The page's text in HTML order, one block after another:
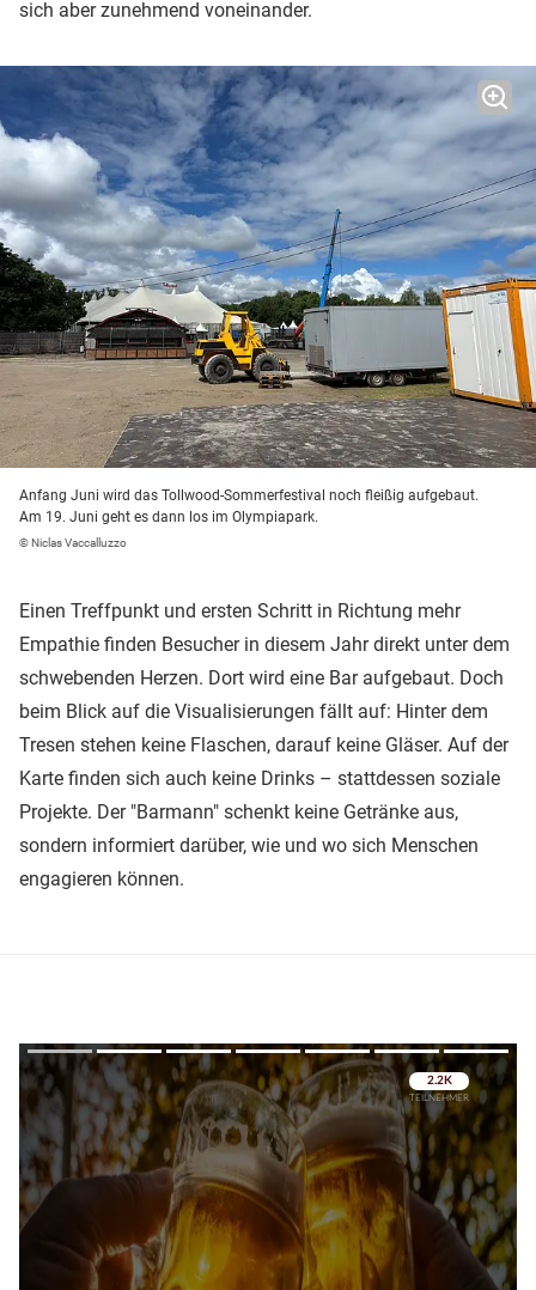
sich aber zunehmend voneinander.
Anfang Juni wird das Tollwood-Sommerfestival noch fleißig aufgebaut.
Am 19. Juni geht es dann los im Olympiapark.
© Niclas Vaccalluzzo
Einen Treffpunkt und ersten Schritt in Richtung mehr
Empathie finden Besucher in diesem Jahr direkt unter dem
schwebenden Herzen. Dort wird eine Bar aufgebaut. Doch
beim Blick auf die Visualisierungen fällt auf: Hinter dem
Tresen stehen keine Flaschen, darauf keine Gläser. Auf der
Karte finden sich auch keine Drinks – stattdessen soziale
Projekte. Der "Barmann" schenkt keine Getränke aus,
sondern informiert darüber, wie und wo sich Menschen
engagieren können.
Überspringen